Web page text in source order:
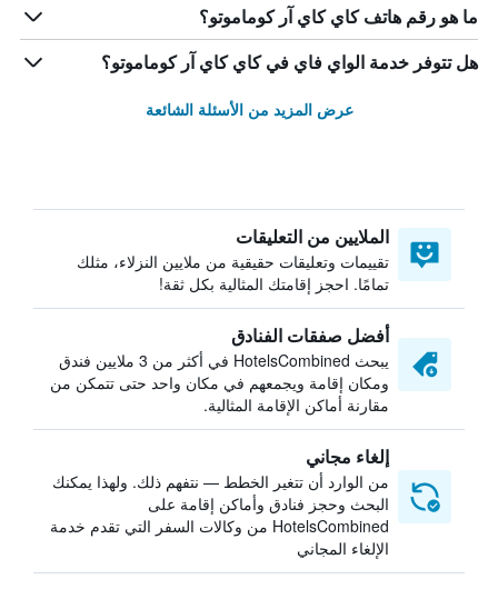
ما هو رقم هاتف كاي كاي آر كوماموتو؟
هل تتوفر خدمة الواي فاي في كاي كاي آر كوماموتو؟
عرض المزيد من الأسئلة الشائعة
الملايين من التعليقات
تقييمات وتعليقات حقيقية من ملايين النزلاء، مثلك
تمامًا. احجز إقامتك المثالية بكل ثقة!
أفضل صفقات الفنادق
يبحث HotelsCombined في أكثر من 3 ملايين فندق
ومكان إقامة ويجمعهم في مكان واحد حتى تتمكن من
مقارنة أماكن الإقامة المثالية.
إلغاء مجاني
من الوارد أن تتغير الخطط — نتفهم ذلك. ولهذا يمكنك
البحث وحجز فنادق وأماكن إقامة على
HotelsCombined من وكالات السفر التي تقدم خدمة
الإلغاء المجاني